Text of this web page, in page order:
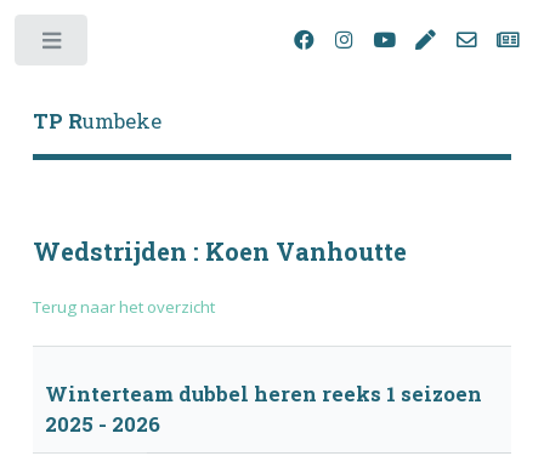
TP Rumbeke
Wedstrijden : Koen Vanhoutte
Terug naar het overzicht
Winterteam dubbel heren reeks 1 seizoen
2025 - 2026